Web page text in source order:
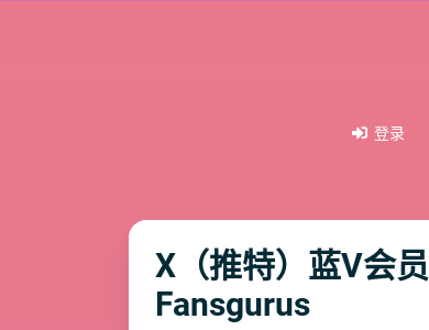
登录
X（推特）蓝V会
Fansgurus